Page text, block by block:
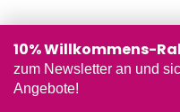
zwischen den
Tangassind hinten
geschnitten.
10% Willkommens-
zum Newsletter an und
Angebote!